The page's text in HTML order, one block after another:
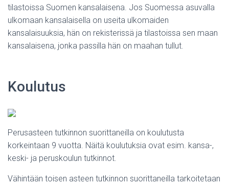
tilastoissa Suomen kansalaisena. Jos Suomessa asuvalla
ulkomaan kansalaisella on useita ulkomaiden
kansalaisuuksia, hän on rekisterissä ja tilastoissa sen maan
kansalaisena, jonka passilla hän on maahan tullut.
Koulutus
Perusasteen tutkinnon suorittaneilla on koulutusta
korkeintaan 9 vuotta. Näitä koulutuksia ovat esim. kansa-,
keski- ja peruskoulun tutkinnot.
Vähintään toisen asteen tutkinnon suorittaneilla tarkoitetaan